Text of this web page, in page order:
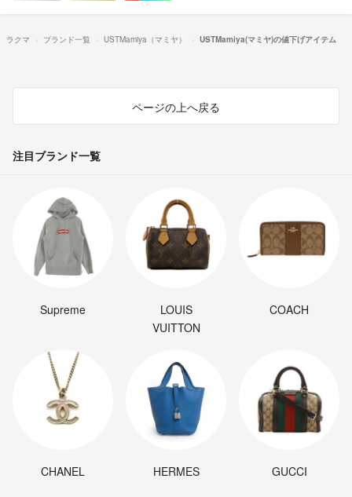
ラクマ ブランド一覧 USTMamiya（マミヤ） USTMamiya(マミヤ)の値下げアイテム
ページの上へ戻る
注目ブランド一覧
Supreme
LOUIS
VUITTON
COACH
CHANEL HERMES GUCCI